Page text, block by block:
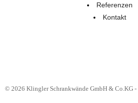
Referenzen
Kontakt
© 2026 Klingler Schrankwände GmbH & Co.KG -